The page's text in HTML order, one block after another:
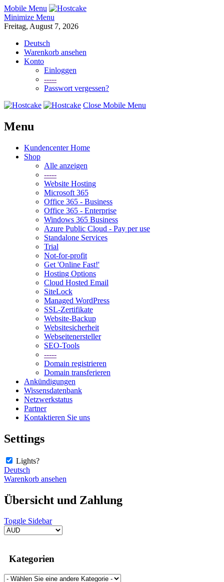
Mobile Menu
Minimize Menu
Freitag, August 7, 2026
Deutsch
Warenkorb ansehen
Konto
Einloggen
-----
Passwort vergessen?
Close Mobile Menu
Menu
Kundencenter Home
Shop
Alle anzeigen
-----
Website Hosting
Microsoft 365
Office 365 - Business
Office 365 - Enterprise
Windows 365 Business
Azure Public Cloud - Pay per use
Standalone Services
Trial
Not-for-profit
Get 'Online Fast!'
Hosting Options
Cloud Hosted Email
SiteLock
Managed WordPress
SSL-Zertifikate
Website-Backup
Websitesicherheit
Webseitenersteller
SEO-Tools
-----
Domain registrieren
Domain transferieren
Ankündigungen
Wissensdatenbank
Netzwerkstatus
Partner
Kontaktieren Sie uns
Settings
Lights?
Deutsch
Warenkorb ansehen
Übersicht und Zahlung
Toggle Sidebar
Kategorien